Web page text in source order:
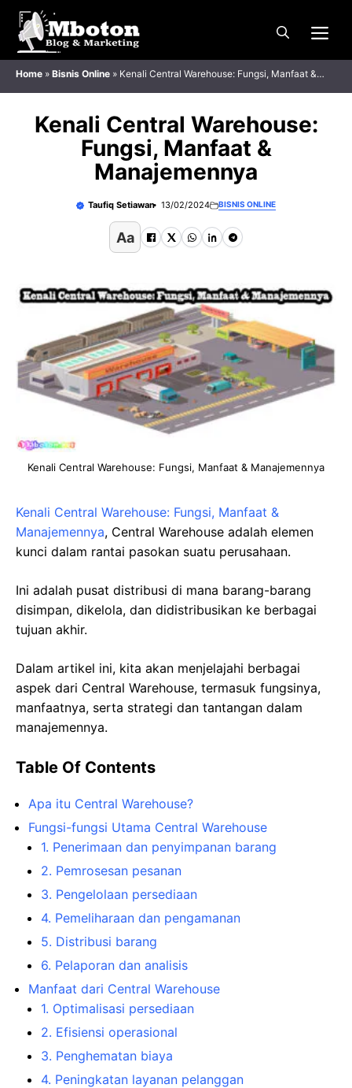
Langsung
Home » Bisnis Online » Kenali Central Warehouse: Fungsi, Manfaat &
Manajemennya
Kenali Central Warehouse:
Fungsi, Manfaat &
Manajemennya
Taufiq Setiawan 13/02/2024 BISNIS ONLINE
Aa
Kenali Central Warehouse: Fungsi, Manfaat & Manajemennya
Kenali Central Warehouse: Fungsi, Manfaat &
Manajemennya, Central Warehouse adalah elemen
kunci dalam rantai pasokan suatu perusahaan.
Ini adalah pusat distribusi di mana barang-barang
disimpan, dikelola, dan didistribusikan ke berbagai
tujuan akhir.
Dalam artikel ini, kita akan menjelajahi berbagai
aspek dari Central Warehouse, termasuk fungsinya,
manfaatnya, serta strategi dan tantangan dalam
manajemennya.
Table Of Contents
Apa itu Central Warehouse?
Fungsi-fungsi Utama Central Warehouse
1. Penerimaan dan penyimpanan barang
2. Pemrosesan pesanan
3. Pengelolaan persediaan
4. Pemeliharaan dan pengamanan
5. Distribusi barang
6. Pelaporan dan analisis
Manfaat dari Central Warehouse
1. Optimalisasi persediaan
2. Efisiensi operasional
3. Penghematan biaya
4. Peningkatan layanan pelanggan